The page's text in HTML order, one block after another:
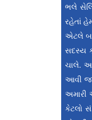
ભલે
રહેતાં
એટલે
સદસ્ય
ચાલે.
આવી
અમારી
કેટલો